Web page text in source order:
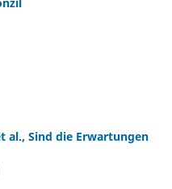
al., Sind die Erwartungen